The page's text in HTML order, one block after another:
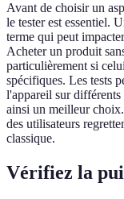
Avant de choisir un
le tester est essentiel.
terme qui peut
Acheter un produit
particulièrement si
spécifiques. Les tests
l'appareil sur différents
ainsi un meilleur
des utilisateurs
classique.
Vérifiez la